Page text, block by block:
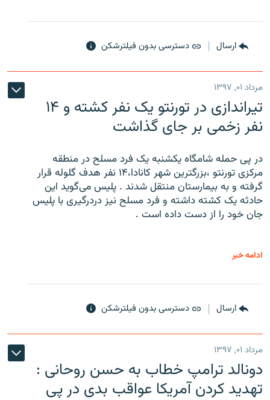
ارسال دسترسی بدون فیلترشکن
مرداد ۰۱, ۱۳۹۷
تیراندازی در تورنتو یک نفر کشته و ۱۴
نفر زخمی بر جای گذاشت
در پی حمله شامگاه یکشنبه یک فرد مسلح در منطقه
مرکزی تورنتو ،‌بزرگترین شهر کانادا،۱۴ نفر هدف گلوله قرار
گرفته و به بیمارستان منتقل شدند . پلیس می‌گوید این
حادثه یک کشته داشته و فرد مسلح نیز دردرگیری با پلیس
جان خود را از دست داده است .
ادامه خبر
ارسال دسترسی بدون فیلترشکن
مرداد ۰۱, ۱۳۹۷
دونالد ترامپ خطاب به حسن روحانی :
تهدید کردن آمریکا عواقب بدی در پی